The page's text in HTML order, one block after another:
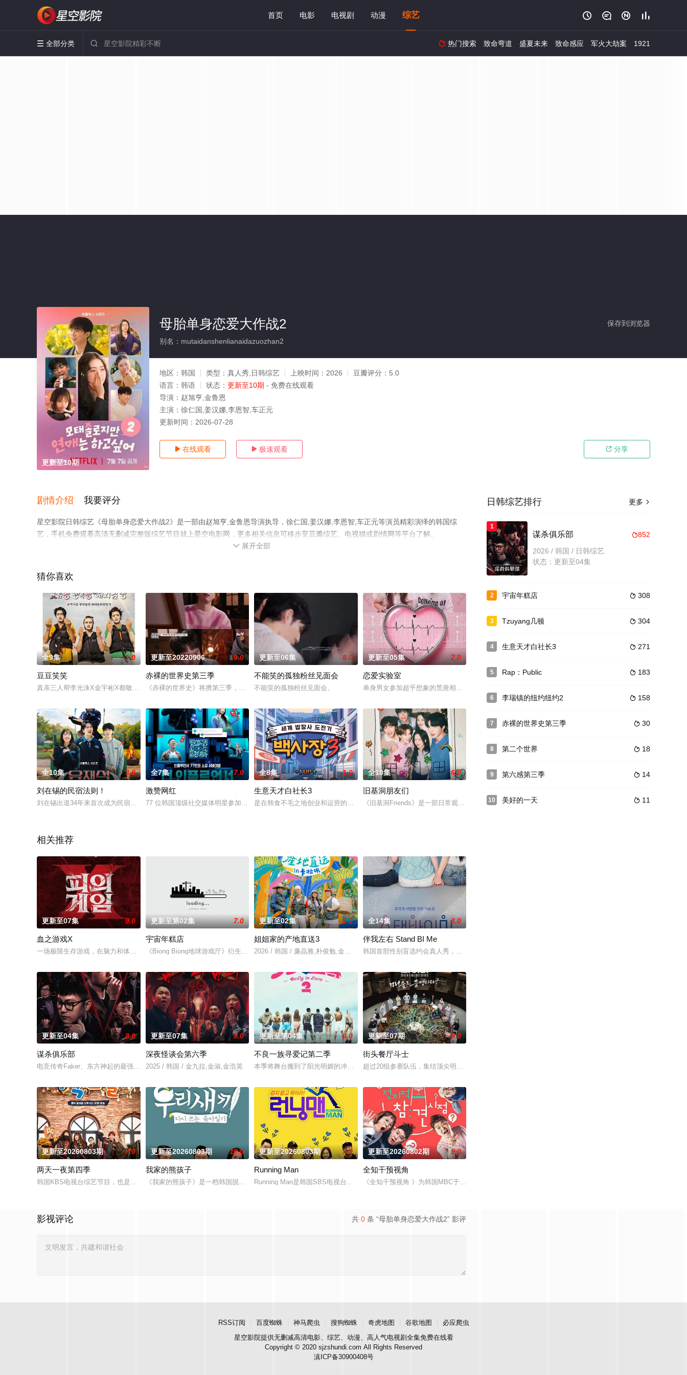
首页 电影 电视剧 动漫 综艺    
 全部分类   热门搜索 致命弯道 盛夏未来 致命感应 军火大劫案 1921
更新至10期
保存到浏览器
母胎单身恋爱大作战2
别名：mutaidanshenlianaidazuozhan2
地区： 韩国 类型： 真人秀,日韩综艺 上映时间： 2026 豆瓣评分： 5.0
语言： 韩语 状态： 更新至10期 - 免费在线观看
导演： 赵旭亨,金鲁恩
主演： 徐仁国,姜汉娜,李恩智,车正元
更新时间： 2026-07-28
 在线观看  极速观看  分享
剧情介绍 我要评分
星空影院日韩综艺《母胎单身恋爱大作战2》是一部由赵旭亨,金鲁恩导演执导，徐仁国,姜汉娜,李恩智,车正元等演员精彩演绎的韩国综
艺，手机免费观看高清无删减完整版综艺节目就上星空电影网，更多相关信息可移步至豆瓣综艺、电视猫或剧情网等平台了解。
 展开全部
猜你喜欢
全9集 1.0
豆豆笑笑
真亲三人帮李光洙X金宇彬X都敬秀的纯度100%墨西哥自由旅行。
更新至20220906 9.0
赤裸的世界史第三季
《赤裸的世界史》将携第三季，在2022年1月4日（周二）晚8时40分（韩国时间）以更多世界
更新至06集 8.0
不能笑的孤独粉丝见面会
不能笑的孤独粉丝见面会。
更新至05集 2.0
恋爱实验室
单身男女参加超乎想象的荒唐相亲，从第一次见面开始，脑停止的情况就接连不断。在如此异想天开的
全10集 3.0
刘在锡的民宿法则！
刘在锡出道34年来首次成为民宿老板。
全7集 7.0
激赞网红
77 位韩国顶级社交媒体明星参加各种挑战，测试他们的吸睛能力。最后的获胜者将获得“终极网红
全8集 1.0
生意天才白社长3
是在韩食不毛之地创业和运营的白钟元的饭生意挑战记。
全10集 6.0
旧基洞朋友们
《旧基洞Friends》是一部日常观察真人秀，讲述了长期独自生活的个性很强的同龄单身们同屋
相关推荐
更新至07集 9.0
血之游戏X
一场极限生存游戏，在脑力和体力最强的玩家之间回归团战。
更新至第02集 7.0
宇宙年糕店
《Biong Biong地球游戏厅》衍生综艺
更新至02集 2.0
姐姐家的产地直送3
2026 / 韩国 / 廉晶雅,朴俊勉,金珍荣
全14集 3.0
伴我左右 Stand BI Me
韩国首部性别盲选约会真人秀，展现多样爱情的可能性。 他爱她，他爱他，她爱她。 是兄弟，是姐
更新至04集 8.0
谋杀俱乐部
电竞传奇Faker、东方神起的最强昌珉、TXT的杋圭等神级阵容破天荒集结，同场大玩推理游戏
更新至07集 9.0
深夜怪谈会第六季
2025 / 韩国 / 金九拉,金淑,金浩英
更新至第04集 6.0
不良一族寻爱记第二季
本季将舞台搬到了阳光明媚的冲绳，来自日本各地的暴走族与不良男女齐聚新学校。他们将带着各自复
更新至07期 9.0
街头餐厅斗士
超过20组参赛队伍，集结顶尖明星主厨与尚未被发掘的料理高手！在美食与料理节目泛滥的时代，2
更新至20260803期 7.0
两天一夜第四季
韩国KBS电视台综艺节目，也是该台Happy Sunday的长寿环节之一。标榜真实野生道路
更新至20260803期 10.0
我家的熊孩子
《我家的熊孩子》是一档韩国脱口秀节目。节目主要关注家长与孩子之间的问题。你对孩子了解多少？
更新至20260803期 7.0
Running Man
Running Man是韩国SBS电视台周末娱乐节目《星期天真好》新的版块，是韩国著名主持
更新至20260802期 9.0
全知干预视角
《全知干预视角 》为韩国MBC于2017年11月29日与30日，试播的全新综艺节目，由李英
共 0 条 “母胎单身恋爱大作战2” 影评
影视评论
更多 
日韩综艺排行
1
852
谋杀俱乐部
2026 / 韩国 / 日韩综艺
状态：更新至04集
2  308
宇宙年糕店
3  304
Tzuyang几顿
4  271
生意天才白社长3
5  183
Rap：Public
6  158
李瑞镇的纽约纽约2
7  30
赤裸的世界史第三季
8  18
第二个世界
9  14
第六感第三季
10  11
美好的一天
RSS订阅 百度蜘蛛 神马爬虫 搜狗蜘蛛 奇虎地图 谷歌地图
必应爬虫
星空影院提供无删减高清电影、综艺、动漫、高人气电视剧全集免费在线看
Copyright © 2020 sjzshundi.com All Rights Reserved
滇ICP备30900408号